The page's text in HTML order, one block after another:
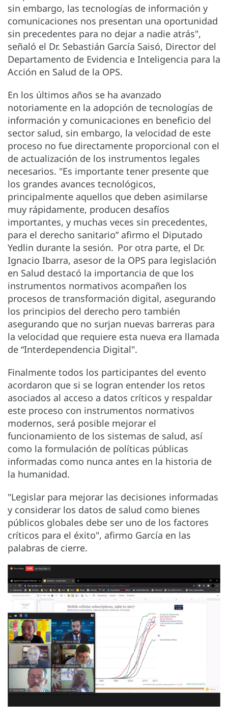
sin embargo, las tecnologías de información y
comunicaciones nos presentan una oportunidad
sin precedentes para no dejar a nadie atrás",
señaló el Dr. Sebastián García Saisó, Director del
Departamento de Evidencia e Inteligencia para la
Acción en Salud de la OPS.
En los últimos años se ha avanzado
notoriamente en la adopción de tecnologías de
información y comunicaciones en beneficio del
sector salud, sin embargo, la velocidad de este
proceso no fue directamente proporcional con el
de actualización de los instrumentos legales
necesarios. "Es importante tener presente que
los grandes avances tecnológicos,
principalmente aquellos que deben asimilarse
muy rápidamente, producen desafíos
importantes, y muchas veces sin precedentes,
para el derecho sanitario” afirmo el Diputado
Yedlin durante la sesión. Por otra parte, el Dr.
Ignacio Ibarra, asesor de la OPS para legislación
en Salud destacó la importancia de que los
instrumentos normativos acompañen los
procesos de transformación digital, asegurando
los principios del derecho pero también
asegurando que no surjan nuevas barreras para
la velocidad que requiere esta nueva era llamada
de “Interdependencia Digital".
Finalmente todos los participantes del evento
acordaron que si se logran entender los retos
asociados al acceso a datos críticos y respaldar
este proceso con instrumentos normativos
modernos, será posible mejorar el
funcionamiento de los sistemas de salud, así
como la formulación de políticas públicas
informadas como nunca antes en la historia de
la humanidad.
"Legislar para mejorar las decisiones informadas
y considerar los datos de salud como bienes
públicos globales debe ser uno de los factores
críticos para el éxito", afirmo García en las
palabras de cierre.